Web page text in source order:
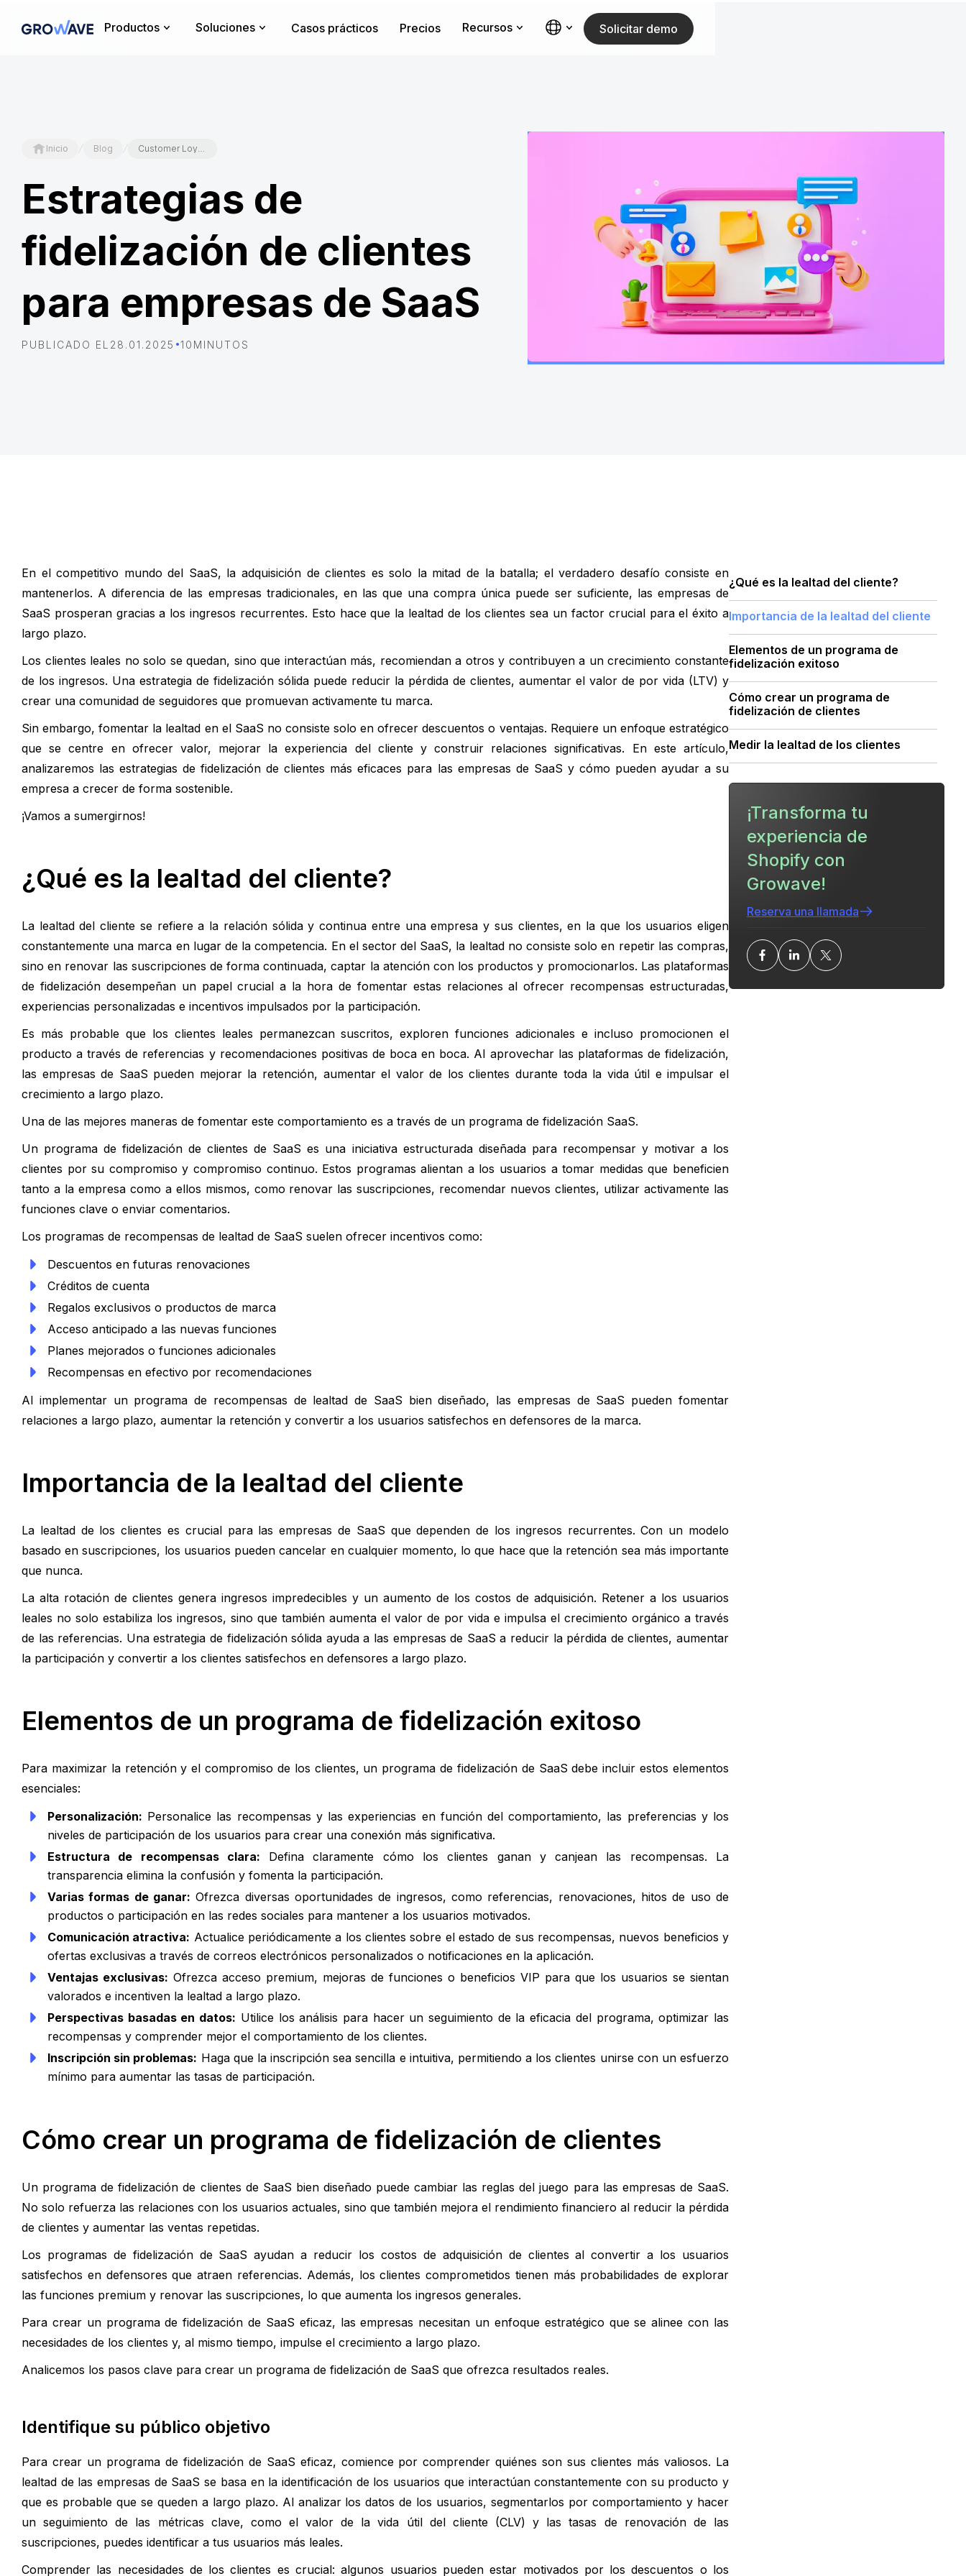
Productos Soluciones Casos prácticos Precios Recursos Solicitar demo
Inicio / Blog / Customer Loyalty Strategies for SaaS Companies
Estrategias de
fidelización de clientes
para empresas de SaaS
PUBLICADO EL 28.01.2025 •10 MINUTOS
En el competitivo mundo del SaaS, la adquisición de clientes es solo la mitad de la batalla; el verdadero desafío consiste en
mantenerlos. A diferencia de las empresas tradicionales, en las que una compra única puede ser suficiente, las empresas de
SaaS prosperan gracias a los ingresos recurrentes. Esto hace que la lealtad de los clientes sea un factor crucial para el éxito a
largo plazo.
Los clientes leales no solo se quedan, sino que interactúan más, recomiendan a otros y contribuyen a un crecimiento constante
de los ingresos. Una estrategia de fidelización sólida puede reducir la pérdida de clientes, aumentar el valor de por vida (LTV) y
crear una comunidad de seguidores que promuevan activamente tu marca.
Sin embargo, fomentar la lealtad en el SaaS no consiste solo en ofrecer descuentos o ventajas. Requiere un enfoque estratégico
que se centre en ofrecer valor, mejorar la experiencia del cliente y construir relaciones significativas. En este artículo,
analizaremos las estrategias de fidelización de clientes más eficaces para las empresas de SaaS y cómo pueden ayudar a su
empresa a crecer de forma sostenible.
¡Vamos a sumergirnos!
¿Qué es la lealtad del cliente?
La lealtad del cliente se refiere a la relación sólida y continua entre una empresa y sus clientes, en la que los usuarios eligen
constantemente una marca en lugar de la competencia. En el sector del SaaS, la lealtad no consiste solo en repetir las compras,
sino en renovar las suscripciones de forma continuada, captar la atención con los productos y promocionarlos. Las plataformas
de fidelización desempeñan un papel crucial a la hora de fomentar estas relaciones al ofrecer recompensas estructuradas,
experiencias personalizadas e incentivos impulsados por la participación.
Es más probable que los clientes leales permanezcan suscritos, exploren funciones adicionales e incluso promocionen el
producto a través de referencias y recomendaciones positivas de boca en boca. Al aprovechar las plataformas de fidelización,
las empresas de SaaS pueden mejorar la retención, aumentar el valor de los clientes durante toda la vida útil e impulsar el
crecimiento a largo plazo.
Una de las mejores maneras de fomentar este comportamiento es a través de un programa de fidelización SaaS.
Un programa de fidelización de clientes de SaaS es una iniciativa estructurada diseñada para recompensar y motivar a los
clientes por su compromiso y compromiso continuo. Estos programas alientan a los usuarios a tomar medidas que beneficien
tanto a la empresa como a ellos mismos, como renovar las suscripciones, recomendar nuevos clientes, utilizar activamente las
funciones clave o enviar comentarios.
Los programas de recompensas de lealtad de SaaS suelen ofrecer incentivos como:
Descuentos en futuras renovaciones
Créditos de cuenta
Regalos exclusivos o productos de marca
Acceso anticipado a las nuevas funciones
Planes mejorados o funciones adicionales
Recompensas en efectivo por recomendaciones
Al implementar un programa de recompensas de lealtad de SaaS bien diseñado, las empresas de SaaS pueden fomentar
relaciones a largo plazo, aumentar la retención y convertir a los usuarios satisfechos en defensores de la marca.
Importancia de la lealtad del cliente
La lealtad de los clientes es crucial para las empresas de SaaS que dependen de los ingresos recurrentes. Con un modelo
basado en suscripciones, los usuarios pueden cancelar en cualquier momento, lo que hace que la retención sea más importante
que nunca.
La alta rotación de clientes genera ingresos impredecibles y un aumento de los costos de adquisición. Retener a los usuarios
leales no solo estabiliza los ingresos, sino que también aumenta el valor de por vida e impulsa el crecimiento orgánico a través
de las referencias. Una estrategia de fidelización sólida ayuda a las empresas de SaaS a reducir la pérdida de clientes, aumentar
la participación y convertir a los clientes satisfechos en defensores a largo plazo.
Elementos de un programa de fidelización exitoso
Para maximizar la retención y el compromiso de los clientes, un programa de fidelización de SaaS debe incluir estos elementos
esenciales:
Personalización: Personalice las recompensas y las experiencias en función del comportamiento, las preferencias y los
niveles de participación de los usuarios para crear una conexión más significativa.
Estructura de recompensas clara: Defina claramente cómo los clientes ganan y canjean las recompensas. La
transparencia elimina la confusión y fomenta la participación.
Varias formas de ganar: Ofrezca diversas oportunidades de ingresos, como referencias, renovaciones, hitos de uso de
productos o participación en las redes sociales para mantener a los usuarios motivados.
Comunicación atractiva: Actualice periódicamente a los clientes sobre el estado de sus recompensas, nuevos beneficios y
ofertas exclusivas a través de correos electrónicos personalizados o notificaciones en la aplicación.
Ventajas exclusivas: Ofrezca acceso premium, mejoras de funciones o beneficios VIP para que los usuarios se sientan
valorados e incentiven la lealtad a largo plazo.
Perspectivas basadas en datos: Utilice los análisis para hacer un seguimiento de la eficacia del programa, optimizar las
recompensas y comprender mejor el comportamiento de los clientes.
Inscripción sin problemas: Haga que la inscripción sea sencilla e intuitiva, permitiendo a los clientes unirse con un esfuerzo
mínimo para aumentar las tasas de participación.
Cómo crear un programa de fidelización de clientes
Un programa de fidelización de clientes de SaaS bien diseñado puede cambiar las reglas del juego para las empresas de SaaS.
No solo refuerza las relaciones con los usuarios actuales, sino que también mejora el rendimiento financiero al reducir la pérdida
de clientes y aumentar las ventas repetidas.
Los programas de fidelización de SaaS ayudan a reducir los costos de adquisición de clientes al convertir a los usuarios
satisfechos en defensores que atraen referencias. Además, los clientes comprometidos tienen más probabilidades de explorar
las funciones premium y renovar las suscripciones, lo que aumenta los ingresos generales.
Para crear un programa de fidelización de SaaS eficaz, las empresas necesitan un enfoque estratégico que se alinee con las
necesidades de los clientes y, al mismo tiempo, impulse el crecimiento a largo plazo.
Analicemos los pasos clave para crear un programa de fidelización de SaaS que ofrezca resultados reales.
Identifique su público objetivo
Para crear un programa de fidelización de SaaS eficaz, comience por comprender quiénes son sus clientes más valiosos. La
lealtad de las empresas de SaaS se basa en la identificación de los usuarios que interactúan constantemente con su producto y
que es probable que se queden a largo plazo. Al analizar los datos de los usuarios, segmentarlos por comportamiento y hacer
un seguimiento de las métricas clave, como el valor de la vida útil del cliente (CLV) y las tasas de renovación de las
suscripciones, puedes identificar a tus usuarios más leales.
Comprender las necesidades de los clientes es crucial: algunos usuarios pueden estar motivados por los descuentos o los
¿Qué es la lealtad del cliente?
Importancia de la lealtad del cliente
Elementos de un programa de
fidelización exitoso
Cómo crear un programa de
fidelización de clientes
Medir la lealtad de los clientes
¿Cuál es tu ratio actual de clientes
habituales?
¿Quieres cerrar la brecha?
PREGUNTAS MÁS FRECUENTES
¡Transforma tu
experiencia de
Shopify con
Growave!
Reserva una llamada